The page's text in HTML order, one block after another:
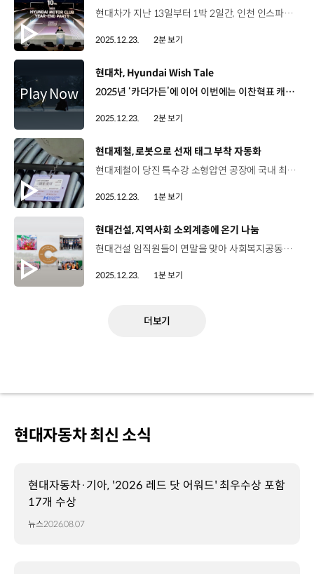
현대차가 지난 13일부터 1박 2일간, 인천 인스파이어 엔터테인먼트 리조트에서 ‘현대모터클럽’ 출범 10주년 기념 행사를 진행했습니다. ‘현대모터클럽’은 2015년 시작된 공식 브랜드 팬덤으로, 현재는 약 12만 4천여 명이 왕성한 활동을 이어가고 있습니다. 이번 행사에는 현대모터클럽 우수 활동 회원과 현대모터클럽 재팬 회원 등 약 300명이 참가했는데요. 10주년 기념 헤리티지 공모 사진 전시, 2025년 우수 활동 회원 시상 등 다채로운 프로그램이 진행돼 참가자들의 호응을 얻었습니다. 현대모터클럽은 아마추어 레이싱팀 운영, 사회공헌 활동 등을 통해 건전한 자동차 팬덤 문화를 선도해 왔는데요. 현대차는 현대모터클럽의 활동을 지원하고, 고객의 피드백을 제품과 서비스 개발에 활용하는 선순환 체계를 구축해왔습니다. 현대차는 앞으로도 현대모터클럽이 ‘글로벌 현대차 브랜드 팬덤’을 이끄는 중심 플랫폼이 되도록 지속적으로 지원해 나갈 예정입니다.
2025.12.23. 2분 보기
[동영상]
현대차, Hyundai Wish Tale
2025년 ‘카더가든’에 이어 이번에는 이찬혁표 캐럴이다! 2026 카운트다운 캠페인 'Hyundai Wish Tale’ 2011년부터 15회째를 맞은 현대차의 대표 연말 캠페인 ‘소망이 우리를 나아가게 한다’를 주제로 ‘악뮤(AKMU)의 이찬혁’과 ‘The Snowish Man’ 공개 이찬혁 / 가수 / 악뮤(AKMU) 눈사람 마법사와 그의 친구 스팟은 사람들의 소원을 이뤄주기로 했어요출근길이 좀 즐거웠으면 (자막) 출근길이 즐거웠으면 좋겠어요아빠가 무사히 돌아오기를... 새해 소망을 이뤄주는 로봇 ‘스팟’과 이찬혁의 동화 같은 이야기 12월 10일 게시 후, 조회수 약 153만 회, 댓글 1,600여 개 폭발적 반응! 공식 음원으로 나왔으면 좋겠어요! 노래 들으러 왔다가, 영상보고 감동 받아서 펑펑 울었어요현대차는 차만 만드는 줄 알았는데… 예술을 하는 회사였네 -기술에 감성까지 얹을수 있는 현대차에 놀랐습니다현대차의 기술력 덕분에 더 좋아질 세상이 기대됩니다 현대차 유튜브 등을 통해 12월 31일 자정 ‘Wish 카운트다운 필름’ 공개 예정Wish 카운트다운 필름 1,500대 드론을 통해 ‘아틀라스’의 역동적인 퍼포먼스를 구현 현대차가 꿈꾸는 ‘Progress for Humanity’를 느낄 수 있는 캠페인 “모든 사람의 새해 소망이 이뤄지기를 기원합니다”
2025.12.23. 2분 보기
[동영상]
현대제철, 로봇으로 선재 태그 부착 자동화
현대제철이 당진 특수강 소형압연 공장에 국내 최초로 ‘선재 태깅 로봇’을 도입해 운용을 시작했습니다. ‘선재 태깅 로봇’은 선재 코일 출하 라인에 제품 이력·규격 등의 정보를 담은 태그를 자동으로 부착하는 로봇인데요. 로봇 기반 무인·자동화로 태그 오부착으로 인한 강종 혼재 등의 작업 오류를 최소화하고, 현장 안전도 개선할 것으로 기대를 모으고 있습니다. 현대제철은 이를 위해 이탈리아의 철강산업 자동화 전문기업 ‘폴리텍’과 협업해 약 2년에 걸쳐 시스템을 설계하고, 현장 배치를 완료했는데요. 앞으로도, 글로벌 철강산업 트렌드에 발맞춰 로봇 관련 투자를 지속적으로 확대하며 공정 스마트화에 속도를 낼 계획입니다.
2025.12.23. 1분 보기
[동영상]
현대건설, 지역사회 소외계층에 온기 나눔
현대건설 임직원들이 연말을 맞아 사회복지공동모금회에 사랑나눔기금 약 2억 2,400만 원을 전달했습니다. 사랑나눔기금은 임직원들이 매월 급여의 일부를 자발적으로 기부하는 프로그램인데요, 지난 2010년부터 지금까지 16년째 이어오며 누적 약 45억 6,000만 원을 모아 지역사회 소외계층 지원 사업에 활용했습니다. 이 밖에도 현대건설 임직원들은 올 한 해 동안 지역사회 상생, 재능기부, 환경보호 등의 CSR활동을 실천하기도 했는데요. 이 같은 우수 프로그램 운영으로 보건복지부 장관상을 수상하며 나눔문화 확산 공로를 인정받기도 했습니다. 현대건설은 앞으로도 더 많은 이웃에게 실질적인 도움을 전하고 기업의 사회적 책임을 다하기 위해 노력할 계획입니다.
2025.12.23. 1분 보기
더보기
현대자동차 최신 소식
현대자동차·기아, '2026 레드 닷 어워드' 최우수상 포함
17개 수상
뉴스2026.08.07